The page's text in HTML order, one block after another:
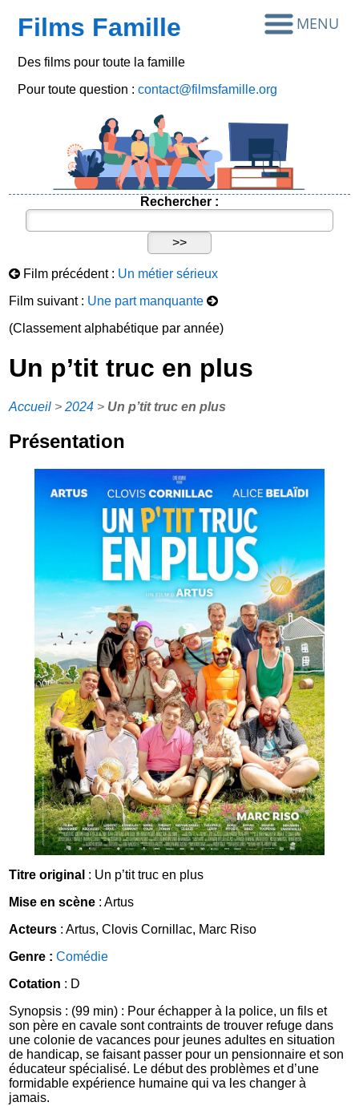
Films Famille
Des films pour toute la famille
Pour toute question :contact@filmsfamille.org
Rechercher :
Film précédent : Un métier sérieux
Film suivant : Une part manquante
(Classement alphabétique par année)
Un p’tit truc en plus
Accueil >2024 > Un p’tit truc en plus
Présentation
Titre original : Un p’tit truc en plus
Mise en scène : Artus
Acteurs : Artus, Clovis Cornillac, Marc Riso
Genre : Comédie
Cotation : D
Synopsis : (99 min) : Pour échapper à la police, un fils et
son père en cavale sont contraints de trouver refuge dans
une colonie de vacances pour jeunes adultes en situation
de handicap, se faisant passer pour un pensionnaire et son
éducateur spécialisé. Le début des problèmes et d’une
formidable expérience humaine qui va les changer à
jamais.